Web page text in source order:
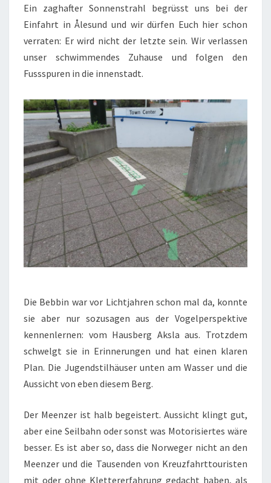
Ein zaghafter Sonnenstrahl begrüsst uns bei der
Einfahrt in Ålesund und wir dürfen Euch hier schon
verraten: Er wird nicht der letzte sein. Wir verlassen
unser schwimmendes Zuhause und folgen den
Fussspuren in die innenstadt.
Die Bebbin war vor Lichtjahren schon mal da, konnte
sie aber nur sozusagen aus der Vogelperspektive
kennenlernen: vom Hausberg Aksla aus. Trotzdem
schwelgt sie in Erinnerungen und hat einen klaren
Plan. Die Jugendstilhäuser unten am Wasser und die
Aussicht von eben diesem Berg.
Der Meenzer ist halb begeistert. Aussicht klingt gut,
aber eine Seilbahn oder sonst was Motorisiertes wäre
besser. Es ist aber so, dass die Norweger nicht an den
Meenzer und die Tausenden von Kreuzfahrttouristen
mit oder ohne Klettererfahrung gedacht haben, als